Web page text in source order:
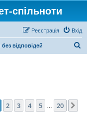
спільноти
Вхід
Реєстрація
відповідей
1 20
2 3 4 5 20